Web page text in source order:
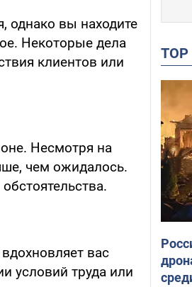
однако вы находите
Некоторые дела
клиентов или
Несмотря на
чем ожидалось.
вас
условий труда или